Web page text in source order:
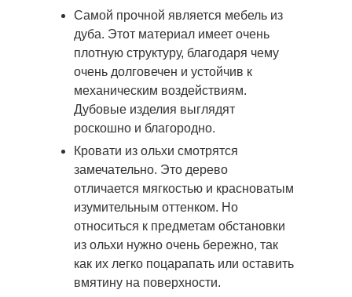
Самой прочной является мебель из
дуба. Этот материал имеет очень
плотную структуру, благодаря чему
очень долговечен и устойчив к
механическим воздействиям.
Дубовые изделия выглядят
роскошно и благородно.
Кровати из ольхи смотрятся
замечательно. Это дерево
отличается мягкостью и красноватым
изумительным оттенком. Но
относиться к предметам обстановки
из ольхи нужно очень бережно, так
как их легко поцарапать или оставить
вмятину на поверхности.